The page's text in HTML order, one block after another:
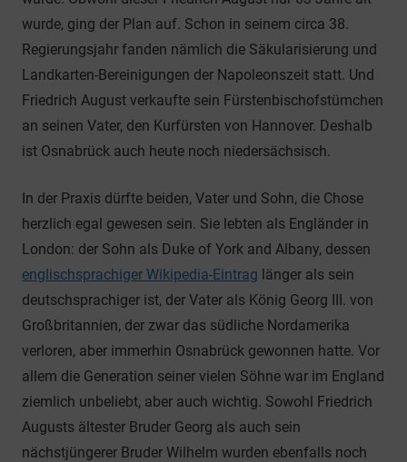
wurde, ging der Plan auf. Schon in seinem circa 38.
Regierungsjahr fanden nämlich die Säkularisierung und
Landkarten-Bereinigungen der Napoleonszeit statt. Und
Friedrich August verkaufte sein Fürstenbischofstümchen
an seinen Vater, den Kurfürsten von Hannover. Deshalb
ist Osnabrück auch heute noch niedersächsisch.
In der Praxis dürfte beiden, Vater und Sohn, die Chose
herzlich egal gewesen sein. Sie lebten als Engländer in
London: der Sohn als Duke of York and Albany, dessen
englischsprachiger Wikipedia-Eintrag länger als sein
deutschsprachiger ist, der Vater als König Georg III. von
Großbritannien, der zwar das südliche Nordamerika
verloren, aber immerhin Osnabrück gewonnen hatte. Vor
allem die Generation seiner vielen Söhne war im England
ziemlich unbeliebt, aber auch wichtig. Sowohl Friedrich
Augusts ältester Bruder Georg als auch sein
nächstjüngerer Bruder Wilhelm wurden ebenfalls noch